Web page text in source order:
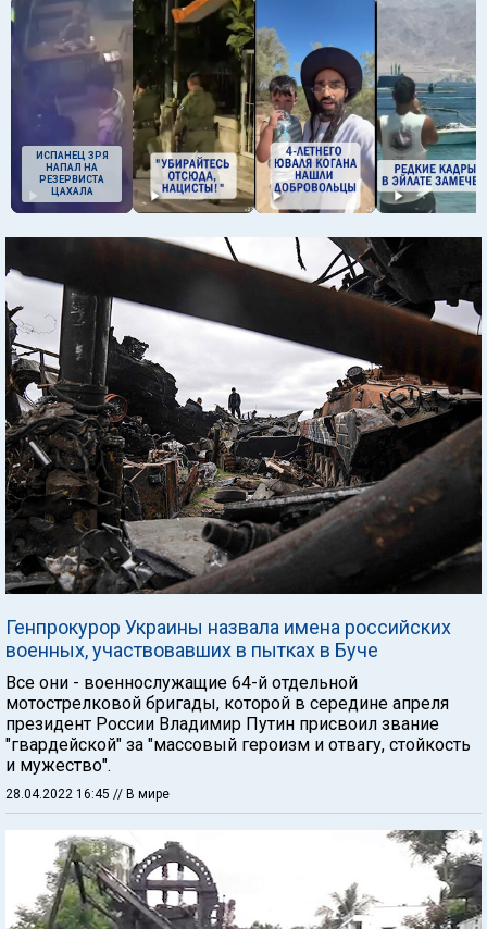
ИСПАНЕЦ ЗРЯ
НАПАЛ НА
РЕЗЕРВИСТА
ЦАХАЛА
Генпрокурор Украины назвала имена российских
военных, участвовавших в пытках в Буче
Все они - военнослужащие 64-й отдельной
мотострелковой бригады, которой в середине апреля
президент России Владимир Путин присвоил звание
"гвардейской" за "массовый героизм и отвагу, стойкость
и мужество".
28.04.2022 16:45 // В мире